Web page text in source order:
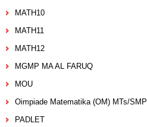
MATH10
MATH11
MATH12
MGMP MA AL FARUQ
MOU
Oimpiade Matematika (OM) MTs/SMP
PADLET